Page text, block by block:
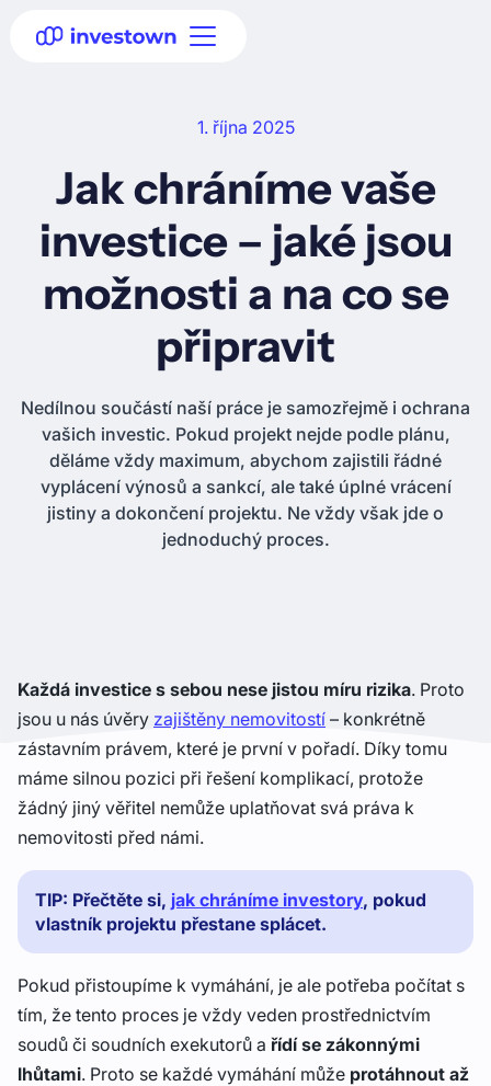
1. října 2025
Jak chráníme vaše
investice – jaké jsou
možnosti a na co se
připravit
Nedílnou součástí naší práce je samozřejmě i ochrana
vašich investic. Pokud projekt nejde podle plánu,
děláme vždy maximum, abychom zajistili řádné
vyplácení výnosů a sankcí, ale také úplné vrácení
jistiny a dokončení projektu. Ne vždy však jde o
jednoduchý proces.
Každá investice s sebou nese jistou míru rizika. Proto
jsou u nás úvěry zajištěny nemovitostí – konkrétně
zástavním právem, které je první v pořadí. Díky tomu
máme silnou pozici při řešení komplikací, protože
žádný jiný věřitel nemůže uplatňovat svá práva k
nemovitosti před námi.
TIP: Přečtěte si, jak chráníme investory, pokud
vlastník projektu přestane splácet.
Pokud přistoupíme k vymáhání, je ale potřeba počítat s
tím, že tento proces je vždy veden prostřednictvím
soudů či soudních exekutorů a řídí se zákonnými
lhůtami. Proto se každé vymáhání může protáhnout až